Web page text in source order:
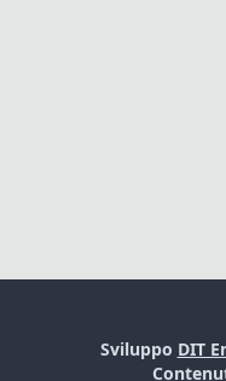
Sviluppo DIT